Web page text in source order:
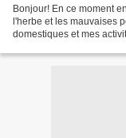
Bonjour! En ce moment
l'herbe et les mauvaises
domestiques et mes